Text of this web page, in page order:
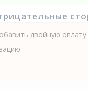
двойную оплату